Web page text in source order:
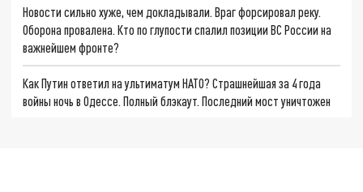
Новости сильно хуже, чем докладывали. Враг форсировал реку.
Оборона провалена. Кто по глупости спалил позиции ВС России на
важнейшем фронте?
Как Путин ответил на ультиматум НАТО? Страшнейшая за 4 года
войны ночь в Одессе. Полный блэкаут. Последний мост уничтожен